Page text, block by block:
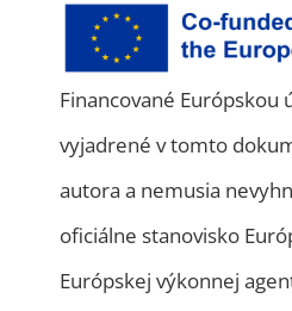
Financované Európskou
vyjadrené v tomto
autora a nemusia
oficiálne stanovisko
Európskej výkonnej